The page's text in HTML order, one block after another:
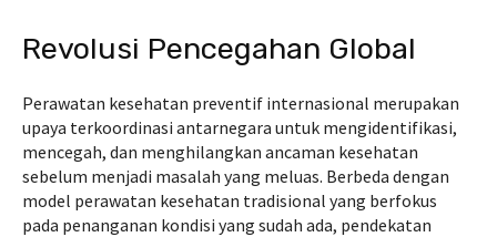
Revolusi Pencegahan Global
Perawatan kesehatan preventif internasional merupakan
upaya terkoordinasi antarnegara untuk mengidentifikasi,
mencegah, dan menghilangkan ancaman kesehatan
sebelum menjadi masalah yang meluas. Berbeda dengan
model perawatan kesehatan tradisional yang berfokus
pada penanganan kondisi yang sudah ada, pendekatan